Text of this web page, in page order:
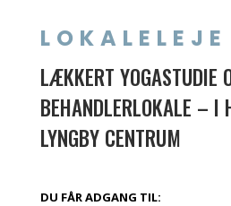
LOKALELEJE
LÆKKERT YOGASTUDIE
BEHANDLERLOKALE – I
LYNGBY CENTRUM
DU FÅR ADGANG TIL: